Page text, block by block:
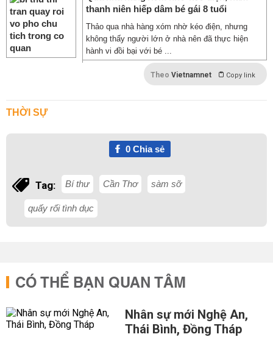
thanh niên hiếp dâm bé gái 8 tuổi
Thảo qua nhà hàng xóm nhờ kéo điện, nhưng
không thấy người lớn ở nhà nên đã thực hiện
hành vi đồi bại với bé ...
Theo Vietnamnet Copy link
THỜI SỰ
0Chia sẻ
Tag: Bí thư Cần Thơ sàm sỡ
quấy rối tình dục
CÓ THỂ BẠN QUAN TÂM
Nhân sự mới Nghệ An,
Thái Bình, Đồng Tháp